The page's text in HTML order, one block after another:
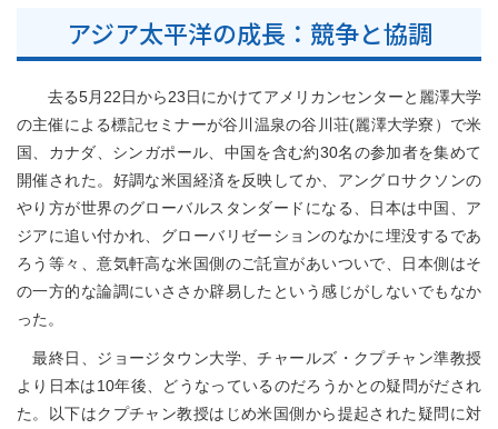
アジア太平洋の成長：競争と協調
去る5月22日から23日にかけてアメリカンセンターと麗澤大学
の主催による標記セミナーが谷川温泉の谷川荘(麗澤大学寮）で米
国、カナダ、シンガポール、中国を含む約30名の参加者を集めて
開催された。好調な米国経済を反映してか、アングロサクソンの
やり方が世界のグローバルスタンダードになる、日本は中国、ア
ジアに追い付かれ、グローバリゼーションのなかに埋没するであ
ろう等々、意気軒高な米国側のご託宣があいついで、日本側はそ
の一方的な論調にいささか辟易したという感じがしないでもなか
った。
最終日、ジョージタウン大学、チャールズ・クプチャン準教授
より日本は10年後、どうなっているのだろうかとの疑問がだされ
た。以下はクプチャン教授はじめ米国側から提起された疑問に対